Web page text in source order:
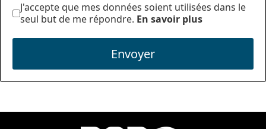
J'accepte que mes données soient utilisées dans le
seul but de me répondre. En savoir plus
Envoyer